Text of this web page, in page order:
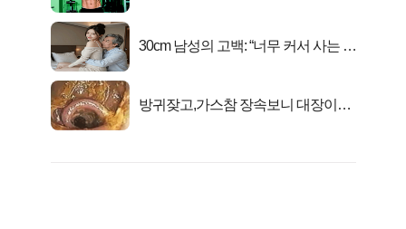
30cm 남성의 고백: “너무 커서 사는 게
방귀잦고,가스참 장속보니 대장이아